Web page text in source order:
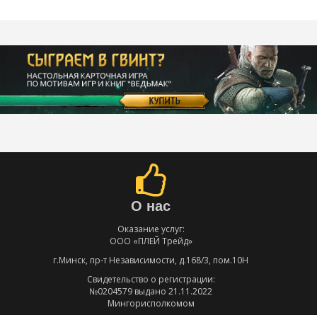
О нас
Оказание услуг:
ООО «ПЛЕЙ Трейд»
г.Минск, пр-т Независимости, д.168/3, пом.10Н
Свидетельство о регистрации:
№0204579 выдано 21.11.2022
Мингорисполкомом